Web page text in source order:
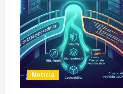
Noticia